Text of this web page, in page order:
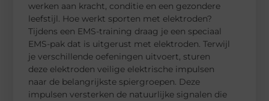
werken aan kracht, conditie en een gezondere
leefstijl. Hoe werkt sporten met elektroden?
Tijdens een EMS-training draag je een speciaal
EMS-pak dat is uitgerust met elektroden. Terwijl
je verschillende oefeningen uitvoert, sturen
deze elektroden veilige elektrische impulsen
naar de belangrijkste spiergroepen. Deze
impulsen versterken de natuurlijke signalen die